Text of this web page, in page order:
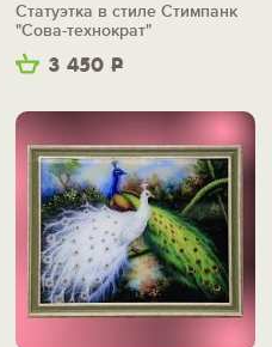
3 450 Р
Статуэтка в стиле Стимпанк
"Сова-технократ"